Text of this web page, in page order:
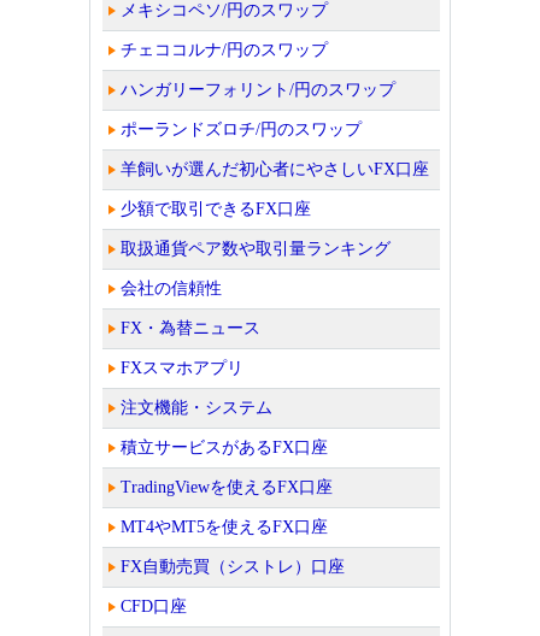
メキシコペソ/円のスワップ
チェココルナ/円のスワップ
ハンガリーフォリント/円のスワップ
ポーランドズロチ/円のスワップ
羊飼いが選んだ初心者にやさしいFX口座
少額で取引できるFX口座
取扱通貨ペア数や取引量ランキング
会社の信頼性
FX・為替ニュース
FXスマホアプリ
注文機能・システム
積立サービスがあるFX口座
TradingViewを使えるFX口座
MT4やMT5を使えるFX口座
FX自動売買（シストレ）口座
CFD口座